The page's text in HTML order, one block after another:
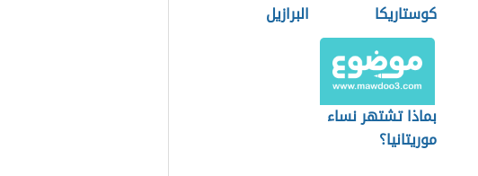
كوستاريكا
البرازيل
بماذا تشتهر نساء
موريتانيا؟